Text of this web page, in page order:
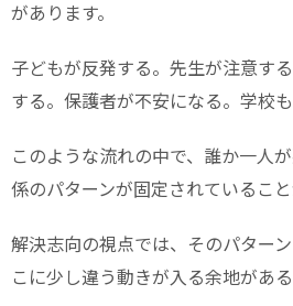
があります。
子どもが反発する。先生が注意す
する。保護者が不安になる。学校も
このような流れの中で、誰か一人
係のパターンが固定されていること
解決志向の視点では、そのパター
こに少し違う動きが入る余地がある